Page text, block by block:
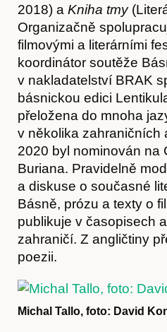
2018) a Kniha tmy
Organizačně
filmovými a literárními
koordinátor soutěže
v nakladatelství BRAK
básnickou edici
přeložena do mnoha
v několika zahraničních
2020 byl nominován na
Buriana. Pravidelně
a diskuse o současné
Básně, prózu a texty o
publikuje v časopisech
zahraničí. Z angličtiny
poezii.
Michal Tallo, foto: David